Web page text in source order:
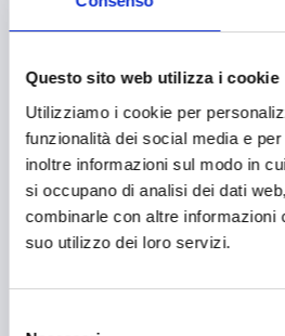
Questo sito web utilizza i cookie
Utilizziamo i cookie per
funzionalità dei social media e
inoltre informazioni sul modo in
si occupano di analisi dei dati
combinarle con altre informazioni
suo utilizzo dei loro servizi.
Pesca e acquacoltura
Ricerca Scientifica
Rigenerazione Urbana
Ristori eventi calamitosi
Ristrutturazione, recupero,
Salute e medicina
Sanità